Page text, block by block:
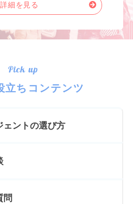
詳細を見る
Pick up
立ちコンテンツ
ェントの選び方
問